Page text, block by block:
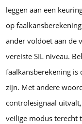
leggen aan een
op
ander voldoet aan de
vereiste SIL niveau.
faalkansberekening is
zijn. Met andere
controlesignaal
veilige modus terecht